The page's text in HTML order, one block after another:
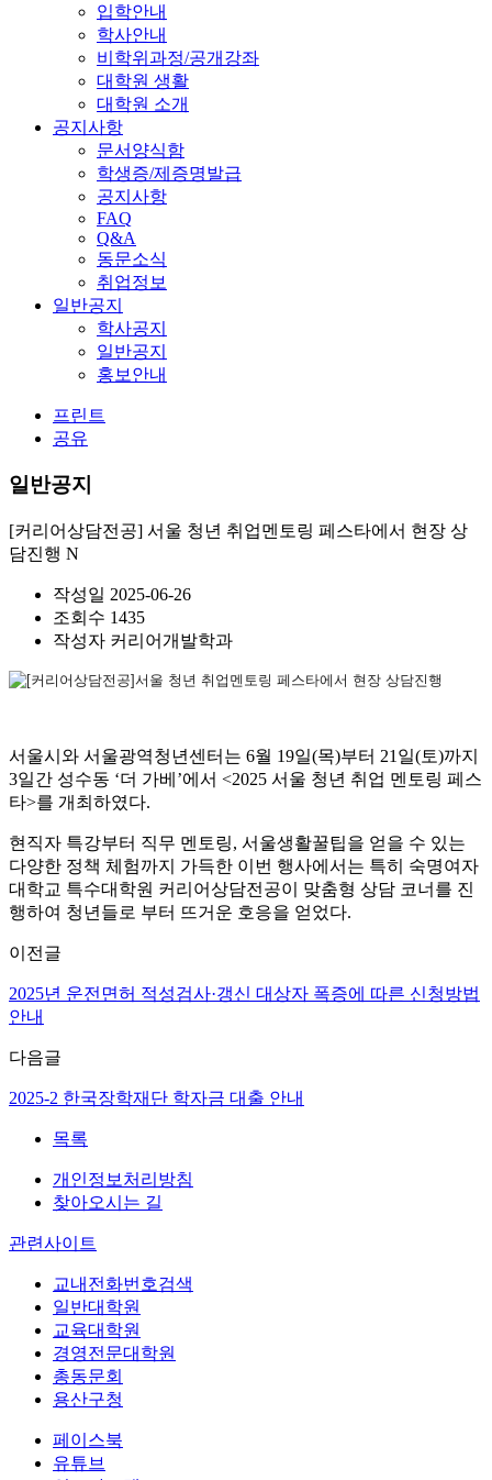
입학안내
학사안내
비학위과정/공개강좌
대학원 생활
대학원 소개
공지사항
문서양식함
학생증/제증명발급
공지사항
FAQ
Q&A
동문소식
취업정보
일반공지
학사공지
일반공지
홍보안내
프린트
공유
일반공지
[커리어상담전공] 서울 청년 취업멘토링 페스타에서 현장 상
담진행 N
작성일 2025-06-26
조회수 1435
작성자 커리어개발학과
서울시와 서울광역청년센터는 6월 19일(목)부터 21일(토)까지
3일간 성수동 ‘더 가베’에서 <2025 서울 청년 취업 멘토링 페스
타>를 개최하였다.
현직자 특강부터 직무 멘토링, 서울생활꿀팁을 얻을 수 있는
다양한 정책 체험까지 가득한 이번 행사에서는 특히 숙명여자
대학교 특수대학원 커리어상담전공이 맞춤형 상담 코너를 진
행하여 청년들로 부터 뜨거운 호응을 얻었다.
이전글
2025년 운전면허 적성검사·갱신 대상자 폭증에 따른 신청방법
안내
다음글
2025-2 한국장학재단 학자금 대출 안내
목록
개인정보처리방침
찾아오시는 길
관련사이트
교내전화번호검색
일반대학원
교육대학원
경영전문대학원
총동문회
용산구청
페이스북
유튜브